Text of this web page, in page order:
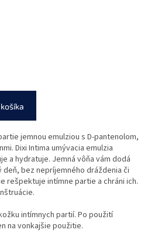
jemnou emulziou s D-pantenolom,
Dixi Intima umývacia emulzia
a hydratuje. Jemná vôňa vám dodá
bez nepríjemného dráždenia či
rešpektuje intímne partie a chráni ich.
intímnych partií. Po použití
na vonkajšie použitie.